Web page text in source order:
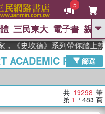
5
GO
東野圭吾 、 高希均教授回憶錄
Odyssey 、 父親節 、 如果歷
喵
漫遊錄、 方念華 、 台灣的李
數學女孩：黎曼猜想 、
迷走神經
三民東大 電子書 親子
坎德》系列帶你踏上熱血奇
ACADEMIC PUB篩選
共 19298 筆
第 1 / 483 頁